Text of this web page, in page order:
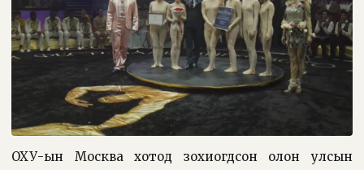
ОХУ-ын Москва хотод зохиогдсон олон улсын